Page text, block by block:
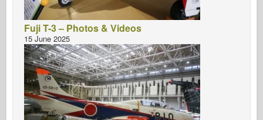
Fuji T-3 – Photos & Videos
15 June 2025